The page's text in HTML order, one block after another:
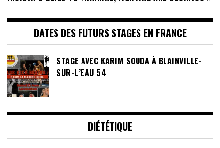
DATES DES FUTURS STAGES EN FRANCE
STAGE AVEC KARIM SOUDA À BLAINVILLE-
SUR-L’EAU 54
DIÉTÉTIQUE